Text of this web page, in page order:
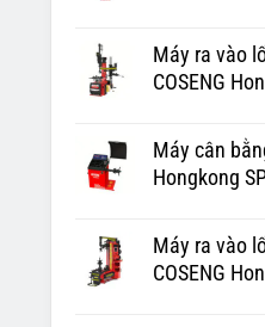
Máy ra vào
COSENG
Máy cân
Hongkong
Máy ra vào
COSENG